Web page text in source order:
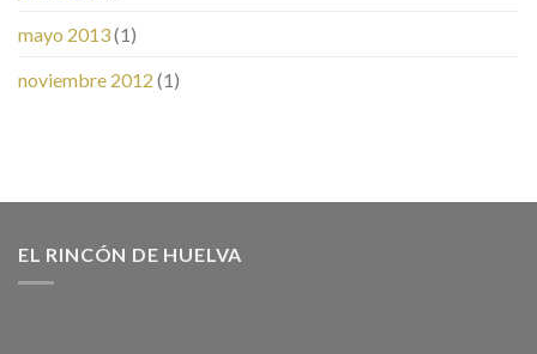
mayo 2013(1)
noviembre 2012 (1)
EL RINCÓN DE HUELVA